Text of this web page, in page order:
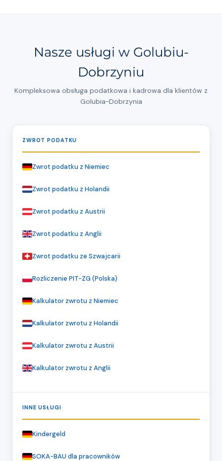
Nasze usługi w Golubiu-
Dobrzyniu
Kompleksowa obsługa podatkowa i kadrowa dla klientów z
Golubia-Dobrzynia
ZWROT PODATKU
Zwrot podatku z Niemiec
Zwrot podatku z Holandii
Zwrot podatku z Austrii
Zwrot podatku z Anglii
Zwrot podatku ze Szwajcarii
Rozliczenie PIT-ZG (Polska)
Kalkulator zwrotu z Niemiec
Kalkulator zwrotu z Holandii
Kalkulator zwrotu z Austrii
Kalkulator zwrotu z Anglii
INNE USŁUGI
Kindergeld
SOKA-BAU dla pracowników